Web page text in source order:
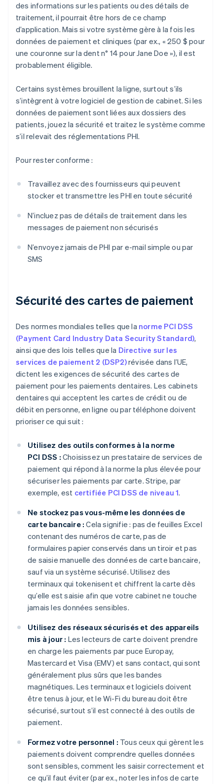
des informations sur les patients ou des détails de
traitement, il pourrait être hors de ce champ
d’application. Mais si votre système gère à la fois les
données de paiement et cliniques (par ex., « 250 $ pour
une couronne sur la dent n° 14 pour Jane Doe »), il est
probablement éligible.
Certains systèmes brouillent la ligne, surtout s’ils
s’intègrent à votre logiciel de gestion de cabinet. Si les
données de paiement sont liées aux dossiers des
patients, jouez la sécurité et traitez le système comme
s’il relevait des réglementations PHI.
Pour rester conforme :
Travaillez avec des fournisseurs qui peuvent
stocker et transmettre les PHI en toute sécurité
N’incluez pas de détails de traitement dans les
messages de paiement non sécurisés
N’envoyez jamais de PHI par e-mail simple ou par
SMS
Sécurité des cartes de paiement
Des normes mondiales telles que la norme PCI DSS
(Payment Card Industry Data Security Standard),
ainsi que des lois telles que la Directive sur les
services de paiement 2 (DSP2)révisée dans l’UE,
dictent les exigences de sécurité des cartes de
paiement pour les paiements dentaires. Les cabinets
dentaires qui acceptent les cartes de crédit ou de
débit en personne, en ligne ou par téléphone doivent
prioriser ce qui suit :
Utilisez des outils conformes à la norme
PCI DSS : Choisissez un prestataire de services de
paiement qui répond à la norme la plus élevée pour
sécuriser les paiements par carte. Stripe, par
exemple, est certifiée PCI DSS de niveau 1.
Ne stockez pas vous-même les données de
carte bancaire : Cela signifie : pas de feuilles Excel
contenant des numéros de carte, pas de
formulaires papier conservés dans un tiroir et pas
de saisie manuelle des données de carte bancaire,
sauf via un système sécurisé. Utilisez des
terminaux qui tokenisent et chiffrent la carte dès
qu’elle est saisie afin que votre cabinet ne touche
jamais les données sensibles.
Utilisez des réseaux sécurisés et des appareils
mis à jour : Les lecteurs de carte doivent prendre
en charge les paiements par puce Europay,
Mastercard et Visa (EMV) et sans contact, qui sont
généralement plus sûrs que les bandes
magnétiques. Les terminaux et logiciels doivent
être tenus à jour, et le Wi-Fi du bureau doit être
sécurisé, surtout s’il est connecté à des outils de
paiement.
Formez votre personnel : Tous ceux qui gèrent les
paiements doivent comprendre quelles données
sont sensibles, comment les saisir correctement et
ce qu’il faut éviter (par ex., noter les infos de carte